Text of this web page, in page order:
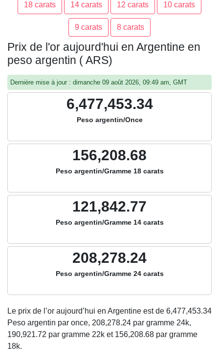
18 carats 14 carats 12 carats 10 carats
9 carats 8 carats
Prix de l'or aujourd'hui en Argentine en
peso argentin ( ARS)
Dernière mise à jour : dimanche 09 août 2026, 09:49 am, GMT
6,477,453.34
Peso argentin/Once
156,208.68
Peso argentin/Gramme 18 carats
121,842.77
Peso argentin/Gramme 14 carats
208,278.24
Peso argentin/Gramme 24 carats
Le prix de l’or aujourd’hui en Argentine est de 6,477,453.34
Peso argentin par once, 208,278.24 par gramme 24k,
190,921.72 par gramme 22k et 156,208.68 par gramme
18k.